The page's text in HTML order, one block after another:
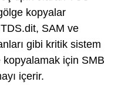
kopyalar
SAM ve
gibi kritik sistem
kopyalamak için SMB
içerir.